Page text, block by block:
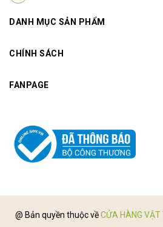
DANH MỤC SẢN PHẨM
CHÍNH SÁCH
FANPAGE
@ Bản quyền thuộc vềCỬA HÀNG VẬT